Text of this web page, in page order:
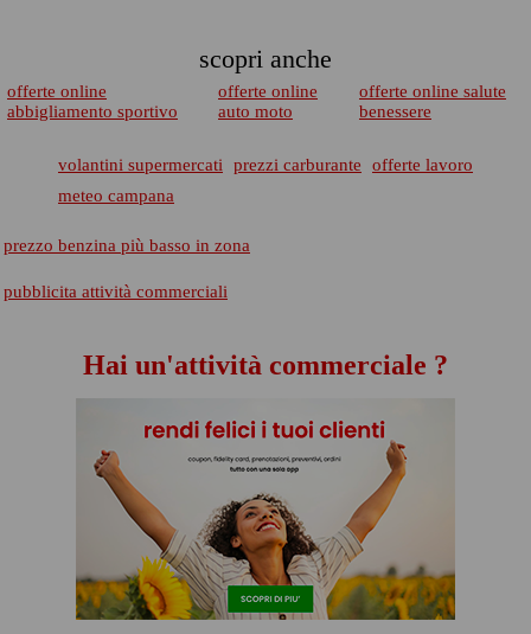
scopri anche
offerte online
abbigliamento sportivo
offerte online
auto moto
offerte online salute
benessere
volantini supermercati prezzi carburante
offerte lavoro
meteo campana
prezzo benzina più basso in zona
pubblicita attività commerciali
Hai un'attività commerciale ?